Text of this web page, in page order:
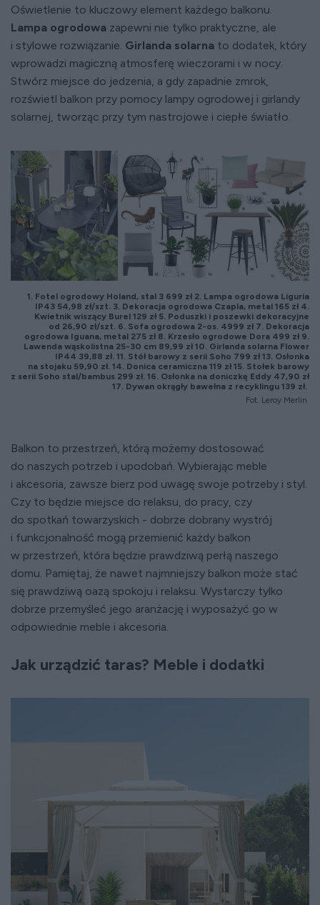
Oświetlenie to kluczowy element każdego balkonu.
Lampa ogrodowa zapewni nie tylko praktyczne, ale
i stylowe rozwiązanie. Girlanda solarna to dodatek, który
wprowadzi magiczną atmosferę wieczorami i w nocy.
Stwórz miejsce do jedzenia, a gdy zapadnie zmrok,
rozświetl balkon przy pomocy lampy ogrodowej i girlandy
solarnej, tworząc przy tym nastrojowe i ciepłe światło.
1. Fotel ogrodowy Holand, stal 3 699 zł 2. Lampa ogrodowa Liguria
IP43 54,98 zł/szt. 3. Dekoracja ogrodowa Czapla, metal 165 zł 4.
Kwietnik wiszący Burel 129 zł 5. Poduszki i poszewki dekoracyjne
od 26,90 zł/szt. 6. Sofa ogrodowa 2-os. 4999 zł 7. Dekoracja
ogrodowa Iguana, metal 275 zł 8. Krzesło ogrodowe Dora 499 zł 9.
Lawenda wąskolistna 25-30 cm 89,99 zł 10. Girlanda solarna Flower
IP44 39,88 zł. 11. Stół barowy z serii Soho 799 zł 13. Osłonka
na stojaku 59,90 zł. 14. Donica ceramiczna 119 zł 15. Stołek barowy
z serii Soho stal/bambus 299 zł. 16. Osłonka na doniczkę Eddy 47,90 zł
17. Dywan okrągły bawełna z recyklingu 139 zł.
Fot. Leroy Merlin
Balkon to przestrzeń, którą możemy dostosować
do naszych potrzeb i upodobań. Wybierając meble
i akcesoria, zawsze bierz pod uwagę swoje potrzeby i styl.
Czy to będzie miejsce do relaksu, do pracy, czy
do spotkań towarzyskich - dobrze dobrany wystrój
i funkcjonalność mogą przemienić każdy balkon
w przestrzeń, która będzie prawdziwą perłą naszego
domu. Pamiętaj, że nawet najmniejszy balkon może stać
się prawdziwą oazą spokoju i relaksu. Wystarczy tylko
dobrze przemyśleć jego aranżację i wyposażyć go w
odpowiednie meble i akcesoria.
Jak urządzić taras? Meble i dodatki